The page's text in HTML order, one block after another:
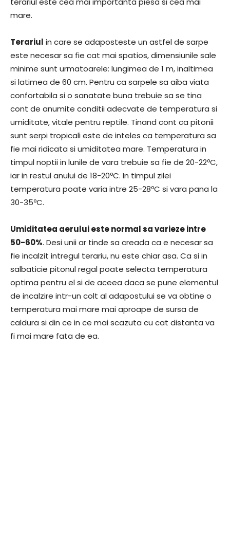
mare.
Terariul in care se adaposteste un astfel de sarpe
este necesar sa fie cat mai spatios, dimensiunile sale
minime sunt urmatoarele: lungimea de 1 m, inaltimea
si latimea de 60 cm. Pentru ca sarpele sa aiba viata
confortabila si o sanatate buna trebuie sa se tina
cont de anumite conditii adecvate de temperatura si
umiditate, vitale pentru reptile. Tinand cont ca pitonii
sunt serpi tropicali este de inteles ca temperatura sa
fie mai ridicata si umiditatea mare. Temperatura in
timpul noptii in lunile de vara trebuie sa fie de 20-22ºC,
iar in restul anului de 18-20ºC. In timpul zilei
temperatura poate varia intre 25-28ºC si vara pana la
30-35ºC.
Umiditatea aerului este normal sa varieze intre
50-60%. Desi unii ar tinde sa creada ca e necesar sa
fie incalzit intregul terariu, nu este chiar asa. Ca si in
salbaticie pitonul regal poate selecta temperatura
optima pentru el si de aceea daca se pune elementul
de incalzire intr-un colt al adapostului se va obtine o
temperatura mai mare mai aproape de sursa de
caldura si din ce in ce mai scazuta cu cat distanta va
fi mai mare fata de ea.